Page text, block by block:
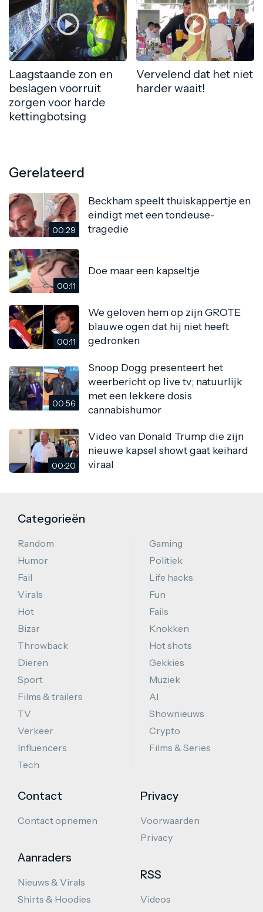
Laagstaande zon en
beslagen voorruit
zorgen voor harde
kettingbotsing
Vervelend dat het niet
harder waait!
Gerelateerd
00:29
Beckham speelt thuiskappertje en
eindigt met een tondeuse-
tragedie
00:11
Doe maar een kapseltje
00:11
We geloven hem op zijn GROTE
blauwe ogen dat hij niet heeft
gedronken
00:56
Snoop Dogg presenteert het
weerbericht op live tv; natuurlijk
met een lekkere dosis
cannabishumor
00:20
Video van Donald Trump die zijn
nieuwe kapsel showt gaat keihard
viraal
Categorieën
Random
Humor
Fail
Virals
Hot
Bizar
Throwback
Dieren
Sport
Films & trailers
TV
Verkeer
Influencers
Tech
Gaming
Politiek
Life hacks
Fun
Fails
Knokken
Hot shots
Gekkies
Muziek
AI
Shownieuws
Crypto
Films & Series
Contact
Contact opnemen
Aanraders
Nieuws & Virals
Shirts & Hoodies
Privacy
Voorwaarden
Privacy
RSS
Videos